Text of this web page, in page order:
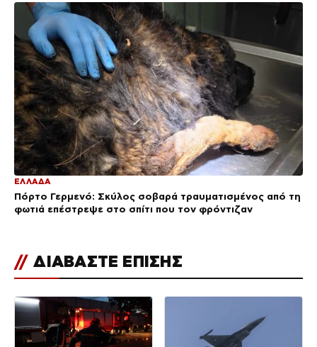
ΕΛΛΑΔΑ
Πόρτο Γερμενό: Σκύλος σοβαρά τραυματισμένος από τη
φωτιά επέστρεψε στο σπίτι που τον φρόντιζαν
// ΔΙΑΒΑΣΤΕ ΕΠΙΣΗΣ